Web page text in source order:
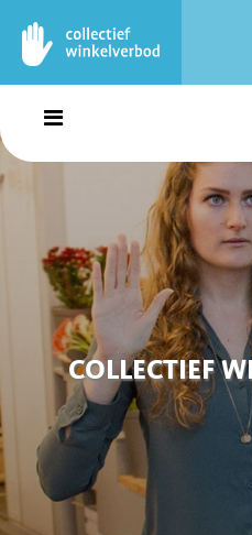
COLLECTIEF